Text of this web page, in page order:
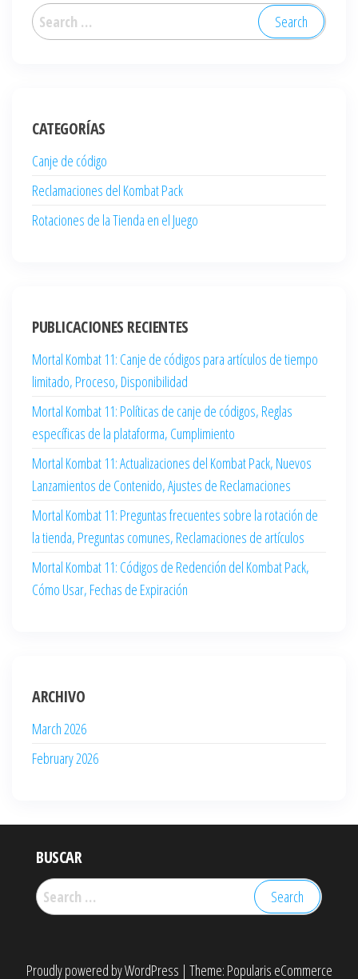
Search
for:
CATEGORÍAS
Canje de código
Reclamaciones del Kombat Pack
Rotaciones de la Tienda en el Juego
PUBLICACIONES RECIENTES
Mortal Kombat 11: Canje de códigos para artículos de tiempo
limitado, Proceso, Disponibilidad
Mortal Kombat 11: Políticas de canje de códigos, Reglas
específicas de la plataforma, Cumplimiento
Mortal Kombat 11: Actualizaciones del Kombat Pack, Nuevos
Lanzamientos de Contenido, Ajustes de Reclamaciones
Mortal Kombat 11: Preguntas frecuentes sobre la rotación de
la tienda, Preguntas comunes, Reclamaciones de artículos
Mortal Kombat 11: Códigos de Redención del Kombat Pack,
Cómo Usar, Fechas de Expiración
ARCHIVO
March 2026
February 2026
BUSCAR
Search
for:
Proudly powered byWordPress | Theme: Popularis eCommerce